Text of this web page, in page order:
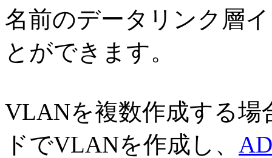
名前のデータリンク層
とができます。
VLANを複数作成する場
ドでVLANを作成し、